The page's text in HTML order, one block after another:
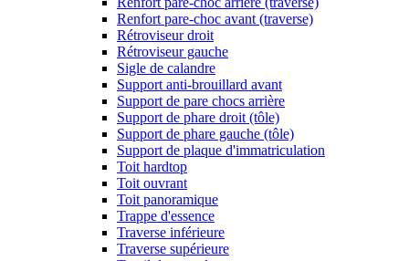
Renfort pare-choc avant (traverse)
Rétroviseur droit
Rétroviseur gauche
Sigle de calandre
Support anti-brouillard avant
Support de pare chocs arrière
Support de phare droit (tôle)
Support de phare gauche (tôle)
Support de plaque d'immatriculation
Toit hardtop
Toit ouvrant
Toit panoramique
Trappe d'essence
Traverse inférieure
Traverse supérieure